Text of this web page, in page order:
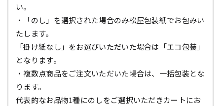
い。
・「のし」を選択された場合のみ松屋包装紙でお包みい
たします。
「掛け紙なし」をお選びいただいた場合は「エコ包装」
となります。
・複数点商品をご注文いただいた場合は、一括包装とな
ります。
代表的なお品物1種にのしをご選択いただきカートにお